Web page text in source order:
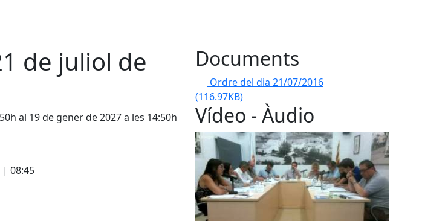
de juliol de
al 19 de gener de 2027 a les 14:50h
| 08:45
Documents
Ordre del dia 21/07/2016
(116.97KB)
Vídeo - Àudio